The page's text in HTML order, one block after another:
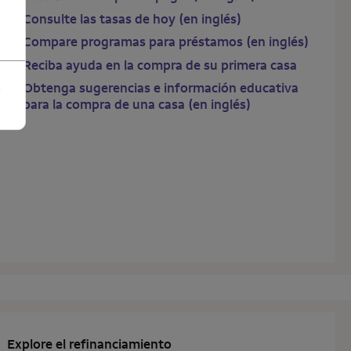
Consulte las tasas de hoy (en inglés)
Compare programas para préstamos (en inglés)
Reciba ayuda en la compra de su primera casa
Obtenga sugerencias e información educativa
para la compra de una casa (en inglés)
Explore el refinanciamiento